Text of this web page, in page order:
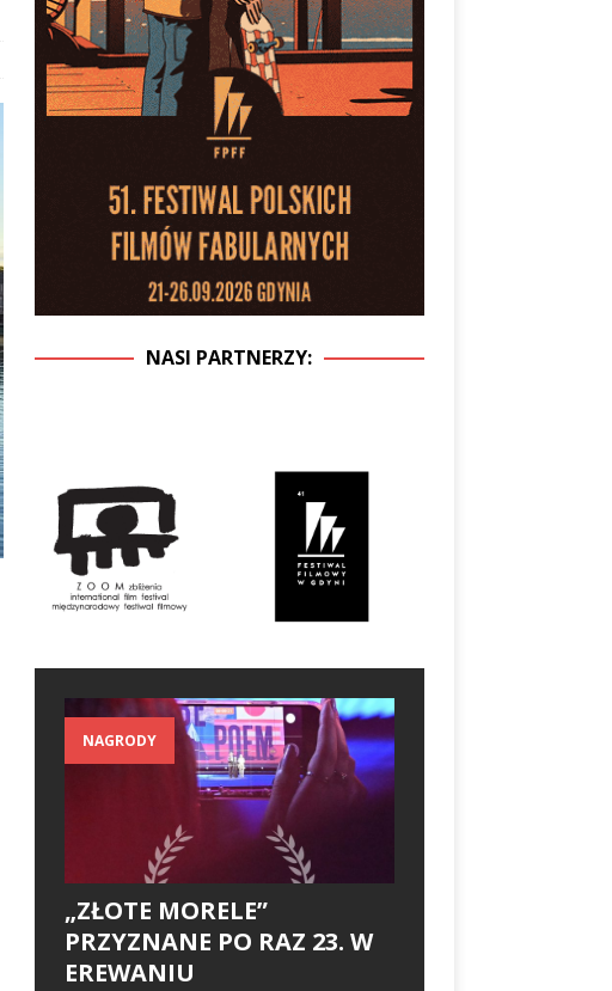
NASI PARTNERZY:
NAGRODY
„ZŁOTE MORELE”
PRZYZNANE PO RAZ 23. W
EREWANIU